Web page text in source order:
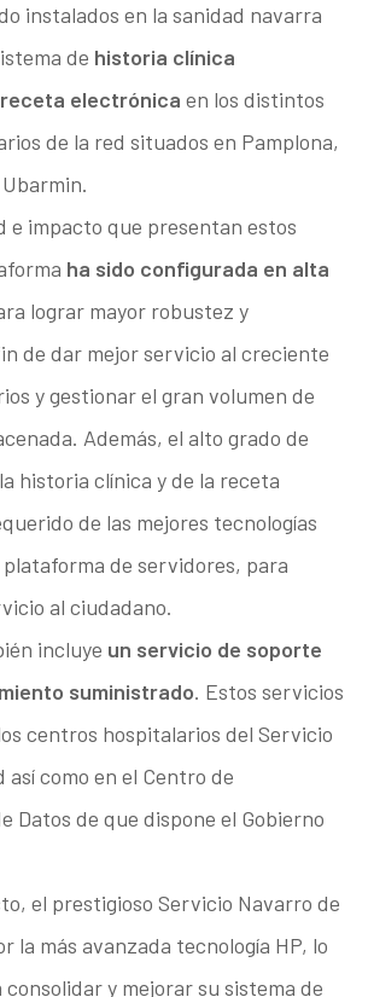
instalados en la sanidad navarra
de historia clínica
electrónica en los distintos
de la red situados en Pamplona,
e impacto que presentan estos
ha sido configurada en alta
lograr mayor robustez y
de dar mejor servicio al creciente
y gestionar el gran volumen de
Además, el alto grado de
historia clínica y de la receta
de las mejores tecnologías
de servidores, para
al ciudadano.
incluye un servicio de soporte
suministrado. Estos servicios
centros hospitalarios del Servicio
así como en el Centro de
Datos de que dispone el Gobierno
el prestigioso Servicio Navarro de
la más avanzada tecnología HP, lo
y mejorar su sistema de